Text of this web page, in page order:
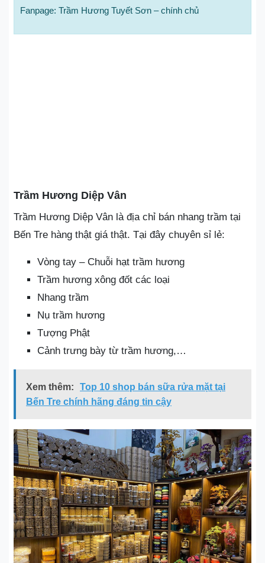
Fanpage: Trầm Hương Tuyết Sơn – chính chủ
Trầm Hương Diệp Vân
Trầm Hương Diệp Vân là địa chỉ bán nhang trầm tại
Bến Tre hàng thật giá thật. Tại đây chuyên sỉ lẻ:
Vòng tay – Chuỗi hạt trầm hương
Trầm hương xông đốt các loại
Nhang trầm
Nụ trầm hương
Tượng Phật
Cảnh trưng bày từ trầm hương,…
Xem thêm:
Top 10 shop bán sữa rửa mặt tại
Bến Tre chính hãng đáng tin cậy